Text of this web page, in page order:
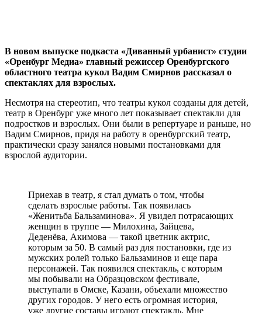
В новом выпуске подкаста «Диванный урбанист» студии
«Оренбург Медиа» главный режиссер Оренбургского
областного театра кукол Вадим Смирнов рассказал о
спектаклях для взрослых.
Несмотря на стереотип, что театры кукол созданы для детей,
театр в Оренбург уже много лет показывает спектакли для
подростков и взрослых. Они были в репертуаре и раньше, но
Вадим Смирнов, придя на работу в оренбургский театр,
практически сразу занялся новыми постановками для
взрослой аудитории.
Приехав в театр, я стал думать о том, чтобы
сделать взрослые работы. Так появилась
«Женитьба Бальзаминова». Я увидел потрясающих
женщин в труппе — Милохина, Зайцева,
Деденёва, Акимова — такой цветник актрис,
которым за 50. В самый раз для постановки, где из
мужских ролей только Бальзаминов и еще пара
персонажей. Так появился спектакль, с которым
мы побывали на Образцовском фестивале,
выступали в Омске, Казани, объехали множество
других городов. У него есть огромная история,
уже другие составы играют спектакль. Мне